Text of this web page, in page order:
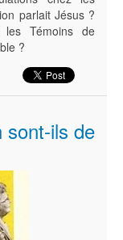
parlait Jésus ?
les Témoins de
?
sont-ils de